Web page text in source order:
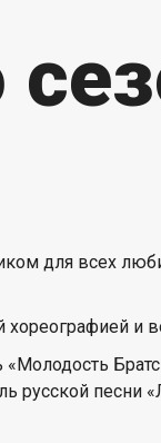
для всех
хореографией
русской песни